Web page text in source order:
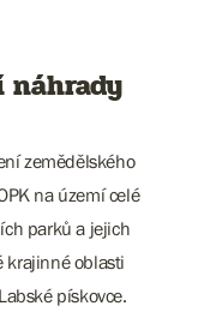
náhrady
zemědělského
na území celé
parků a jejich
krajinné oblasti
pískovce.